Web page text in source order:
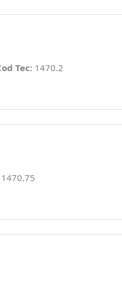
Tec: 1470.2
1470.75